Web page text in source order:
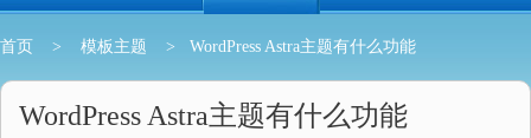
首页 > 模板主题 > WordPress Astra主题有什么功能
WordPress Astra主题有什么功能